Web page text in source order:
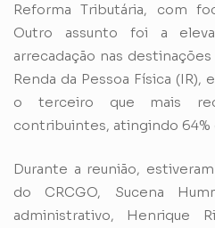
Reforma Tributária, com
Outro assunto foi a
arrecadação nas
Renda da Pessoa Física
o terceiro que mais
contribuintes, atingindo 64%
Durante a reunião,
do CRCGO, Sucena
administrativo, Henrique